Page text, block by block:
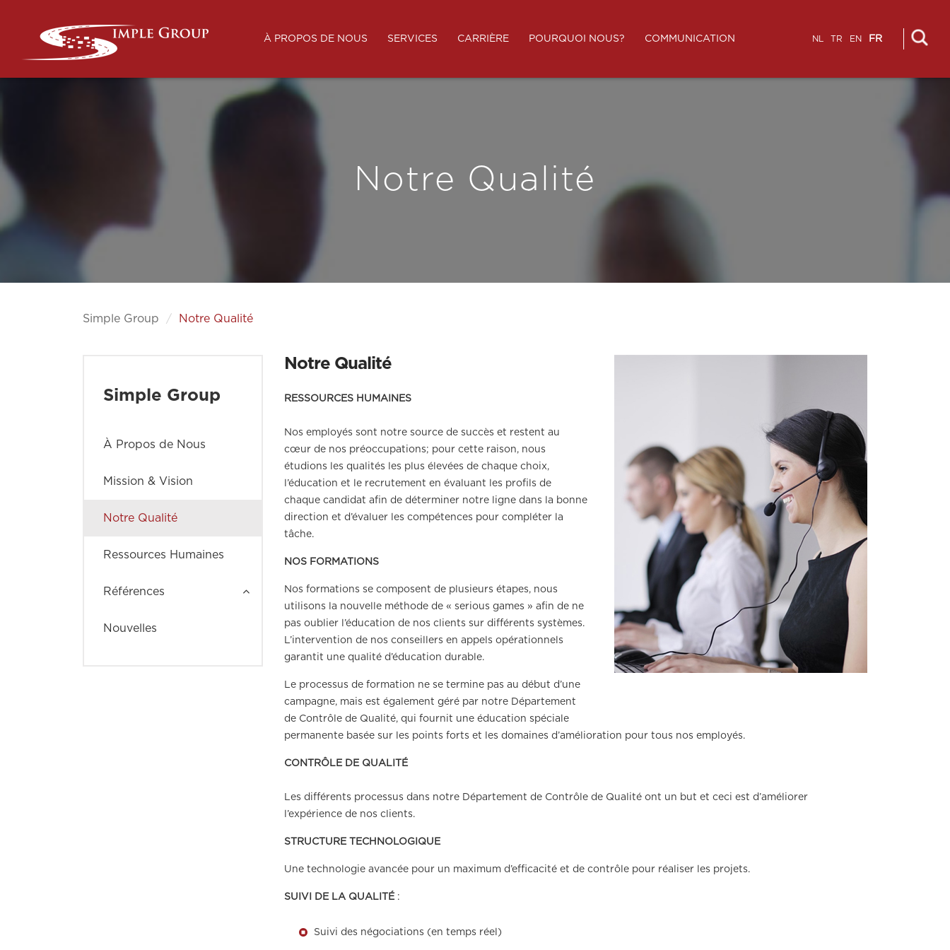
À PROPOS DE NOUS SERVICES CARRIÈRE POURQUOI NOUS? COMMUNICATION NL TR EN FR
Notre Qualité
Simple Group Notre Qualité
Simple Group
À Propos de Nous
Mission & Vision
Notre Qualité
Ressources Humaines
Références
Nouvelles
Notre Qualité
RESSOURCES HUMAINES
Nos employés sont notre source de succès et restent au
cœur de nos préoccupations; pour cette raison, nous
étudions les qualités les plus élevées de chaque choix,
l’éducation et le recrutement en évaluant les profils de
chaque candidat afin de déterminer notre ligne dans la bonne
direction et d’évaluer les compétences pour compléter la
tâche.
NOS FORMATIONS
Nos formations se composent de plusieurs étapes, nous
utilisons la nouvelle méthode de « serious games » afin de ne
pas oublier l’éducation de nos clients sur différents systèmes.
L’intervention de nos conseillers en appels opérationnels
garantit une qualité d’éducation durable.
Le processus de formation ne se termine pas au début d’une
campagne, mais est également géré par notre Département
de Contrôle de Qualité, qui fournit une éducation spéciale
permanente basée sur les points forts et les domaines d’amélioration pour tous nos employés.
CONTRÔLE DE QUALITÉ
Les différents processus dans notre Département de Contrôle de Qualité ont un but et ceci est d’améliorer
l’expérience de nos clients.
STRUCTURE TECHNOLOGIQUE
Une technologie avancée pour un maximum d’efficacité et de contrôle pour réaliser les projets.
SUIVI DE LA QUALITÉ :
Suivi des négociations (en temps réel)